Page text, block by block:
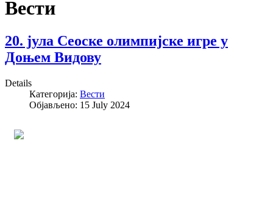
Вести
20. јула Сеоске олимпијске игре у
Доњем Видову
Details
Категорија: Вести
Објављено: 15 July 2024